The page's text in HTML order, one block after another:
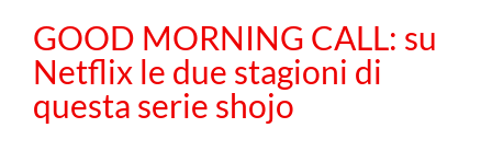
GOOD MORNING CALL: su
Netflix le due stagioni di
questa serie shojo